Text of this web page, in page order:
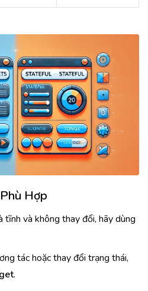
Hợp
tĩnh và không thay đổi, hãy dùng
tác hoặc thay đổi trạng thái,
.